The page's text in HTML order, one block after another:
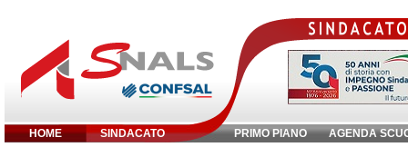
HOME SINDACATO PRIMO PIANO AGENDA